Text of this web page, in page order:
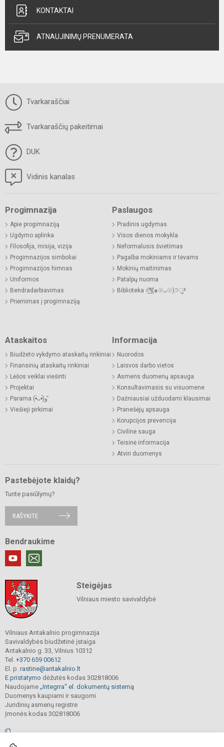
KONTAKTAI
ATNAUJINIMŲ PRENUMERATA
Tvarkaraščiai
Tvarkaraščių pakeitimai
DUK
Vidinis kanalas
Progimnazija
Apie progimnaziją
Ugdymo aplinka
Filosofija, misija, vizija
Progimnazijos simboliai
Progimnazijos himnas
Uniformos
Bendradarbiavimas
Priėmimas į progimnaziją
Paslaugos
Pradinis ugdymas
Visos dienos mokykla
Neformalusis švietimas
Pagalba mokiniams ir tėvams
Mokinių maitinimas
Patalpų nuoma
Biblioteka =͟͟͞͞٩(๑☉ᴗ☉)੭ु⁾⁾
Ataskaitos
Biudžeto vykdymo ataskaitų rinkiniai
Finansinių ataskaitų rinkiniai
Lėšos veiklai viešinti
Projektai
Parama (•̀ᴗ•́)و ̑̑
Viešieji pirkimai
Informacija
Nuorodos
Laisvos darbo vietos
Asmens duomenų apsauga
Konsultavimasis su visuomene
Dažniausiai užduodami klausimai
Pranešėjų apsauga
Korupcijos prevencija
Civilinė sauga
Teisinė informacija
Atviri duomenys
Pastebėjote klaidų?
Turite pasiūlymų?
RAŠYKITE
Bendraukime
Steigėjas
Vilniaus miesto savivaldybė
Vilniaus Antakalnio progimnazija
Savivaldybės biudžetinė įstaiga
Antakalnio g. 33, Vilnius 10312
Tel. +370 659 00612
El. p. rastine@antakalnio.lt
E.pristatymo dėžutės kodas 302818006
Naudojame „Integrra“ el. dokumentų sistemą
Duomenys kaupiami ir saugomi
Juridinių asmenų registre
Įmonės kodas 302818006